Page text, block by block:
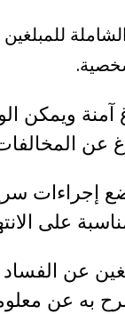
آمنة ويمكن
عن
إجراءات
على
عن
به عن